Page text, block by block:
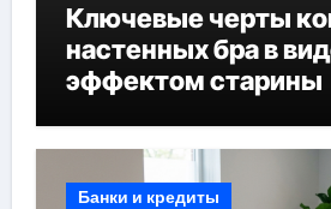
Ключевые черты
настенных бра в
эффектом старины
Банки и кредиты